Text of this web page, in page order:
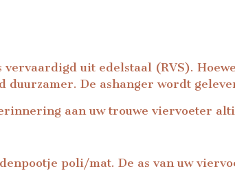
vervaardigd uit edelstaal (RVS).
duurzamer. De ashanger wordt
aan uw trouwe viervoeter
poli/mat. De as van uw